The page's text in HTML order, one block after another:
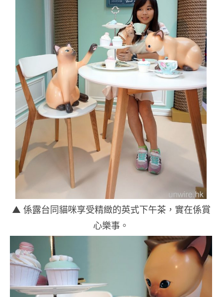
▲ 係露台同貓咪享受精緻的英式下午茶，實在係賞
心樂事。